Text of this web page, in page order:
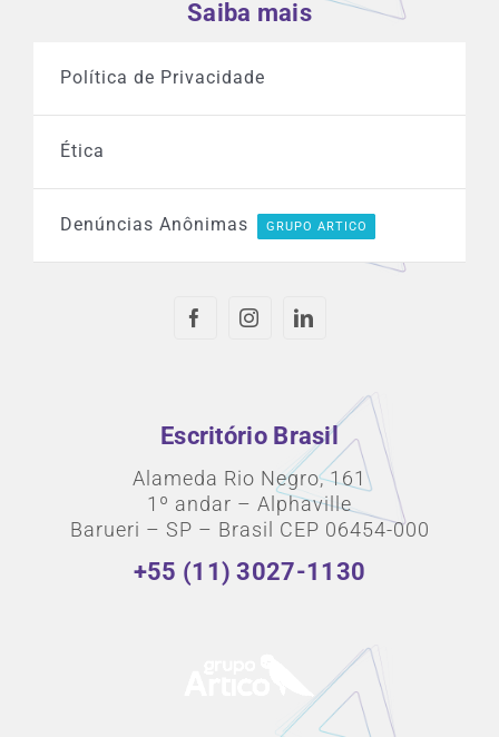
Saiba mais
Política de Privacidade
Ética
Denúncias Anônimas GRUPO ARTICO
Escritório Brasil
Alameda Rio Negro, 161
1º andar – Alphaville
Barueri – SP – Brasil CEP 06454-000
+55 (11) 3027-1130